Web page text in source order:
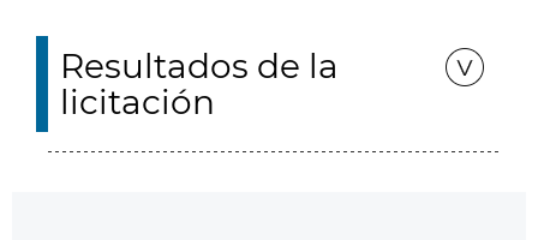
Resultados de la
licitación